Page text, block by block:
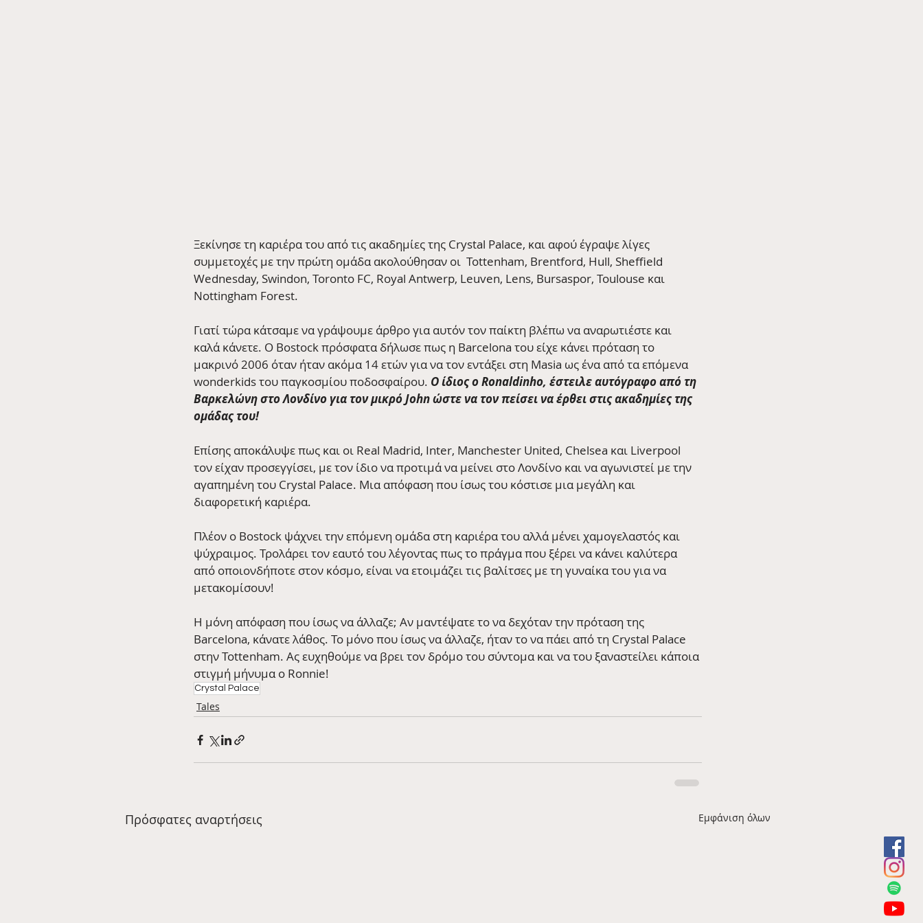
Ξεκίνησε τη καριέρα του από τις ακαδημίες της Crystal Palace, και αφού έγραψε λίγες
συμμετοχές με την πρώτη ομάδα ακολούθησαν οι  Tottenham, Brentford, Hull, Sheffield
Wednesday, Swindon, Toronto FC, Royal Antwerp, Leuven, Lens, Bursaspor, Toulouse και
Nottingham Forest.
Γιατί τώρα κάτσαμε να γράψουμε άρθρο για αυτόν τον παίκτη βλέπω να αναρωτιέστε και
καλά κάνετε. Ο Bostock πρόσφατα δήλωσε πως η Barcelona του είχε κάνει πρόταση το
μακρινό 2006 όταν ήταν ακόμα 14 ετών για να τον εντάξει στη Masia ως ένα από τα επόμενα
wonderkids του παγκοσμίου ποδοσφαίρου. Ο ίδιος ο Ronaldinho, έστειλε αυτόγραφο από τη
Βαρκελώνη στο Λονδίνο για τον μικρό John ώστε να τον πείσει να έρθει στις ακαδημίες της
ομάδας του!
Επίσης αποκάλυψε πως και οι Real Madrid, Inter, Manchester United, Chelsea και Liverpool
τον είχαν προσεγγίσει, με τον ίδιο να προτιμά να μείνει στο Λονδίνο και να αγωνιστεί με την
αγαπημένη του Crystal Palace. Μια απόφαση που ίσως του κόστισε μια μεγάλη και
διαφορετική καριέρα.
Πλέον ο Bostock ψάχνει την επόμενη ομάδα στη καριέρα του αλλά μένει χαμογελαστός και
ψύχραιμος. Τρολάρει τον εαυτό του λέγοντας πως το πράγμα που ξέρει να κάνει καλύτερα
από οποιονδήποτε στον κόσμο, είναι να ετοιμάζει τις βαλίτσες με τη γυναίκα του για να
μετακομίσουν!
Η μόνη απόφαση που ίσως να άλλαζε; Αν μαντέψατε το να δεχόταν την πρόταση της
Barcelona, κάνατε λάθος. Το μόνο που ίσως να άλλαζε, ήταν το να πάει από τη Crystal Palace
στην Tottenham. Ας ευχηθούμε να βρει τον δρόμο του σύντομα και να του ξαναστείλει κάποια
στιγμή μήνυμα ο Ronnie!
Crystal Palace
Tales
Πρόσφατες αναρτήσεις Εμφάνιση όλων